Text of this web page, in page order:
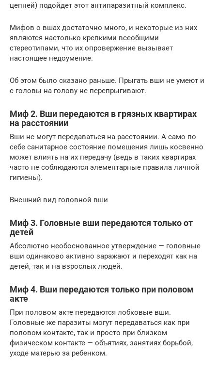
цепней) подойдет этот антипаразитный комплекс.
Мифов о вшах достаточно много, и некоторые из них
являются настолько крепкими всеобщими
стереотипами, что их опровержение вызывает
настоящее недоумение.
Об этом было сказано раньше. Прыгать вши не умеют и
с головы на голову не перепрыгивают.
Миф 2. Вши передаются в грязных квартирах
на расстоянии
Вши не могут передаваться на расстоянии. А само по
себе санитарное состояние помещения лишь косвенно
может влиять на их передачу (ведь в таких квартирах
часто не соблюдаются элементарные правила личной
гигиены).
Внешний вид головной вши
Миф 3. Головные вши передаются только от
детей
Абсолютно необоснованное утверждение — головные
вши одинаково активно заражают и переходят как на
детей, так и на взрослых людей.
Миф 4. Вши передаются только при половом
акте
При половом акте передаются лобковые вши.
Головные же паразиты могут передаваться как при
половом контакте, так и просто при близком
физическом контакте — объятиях, занятиях борьбой,
уходе матерью за ребенком.